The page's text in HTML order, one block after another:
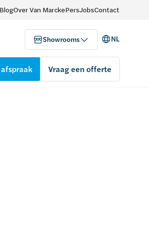
BlogOver Van MarckePersJobsContact
Showrooms NL
Vraag een offerte